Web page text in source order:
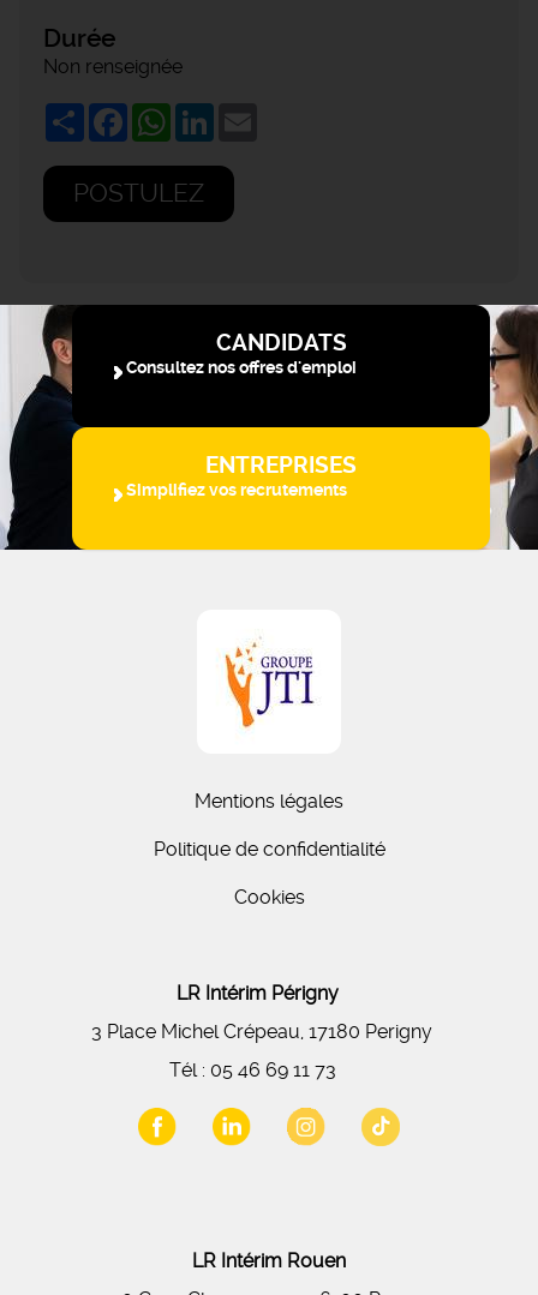
Durée
Non renseignée
ShareFacebookWhatsApp
LinkedIn
POSTULEZ
CANDIDATS
Consultez nos offres d'emploi
ENTREPRISES
Simplifiez vos recrutements
Mentions légales
Politique de confidentialité
Cookies
LR Intérim Périgny
3 Place Michel Crépeau, 17180 Perigny
Tél : 05 46 69 11 73
LR Intérim Rouen